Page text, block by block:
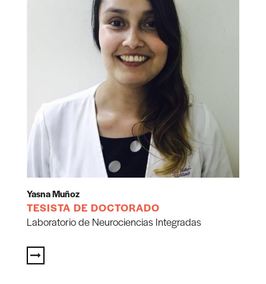
Yasna Muñoz
TESISTA DE DOCTORADO
Laboratorio de Neurociencias Integradas